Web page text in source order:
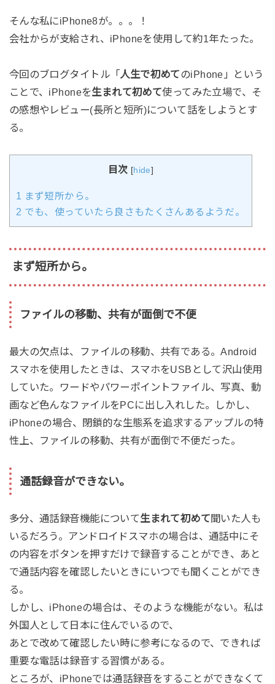
そんな私にiPhone8が。。。！
会社からが支給され、iPhoneを使用して約1年たった。
今回のブログタイトル「人生で初めてのiPhone」という
ことで、iPhoneを生まれて初めて使ってみた立場で、そ
の感想やレビュー(長所と短所)について話をしようとす
る。
目次 [hide]
1 まず短所から。
2 でも、使っていたら良さもたくさんあるようだ。
まず短所から。
ファイルの移動、共有が面倒で不便
最大の欠点は、ファイルの移動、共有である。Android
スマホを使用したときは、スマホをUSBとして沢山使用
していた。ワードやパワーポイントファイル、写真、動
画など色んなファイルをPCに出し入れした。しかし、
iPhoneの場合、閉鎖的な生態系を追求するアップルの特
性上、ファイルの移動、共有が面倒で不便だった。
通話録音ができない。
多分、通話録音機能について生まれて初めて聞いた人も
いるだろう。アンドロイドスマホの場合は、通話中にそ
の内容をボタンを押すだけで録音することができ、あと
で通話内容を確認したいときにいつでも聞くことができ
る。
しかし、iPhoneの場合は、そのような機能がない。私は
外国人として日本に住んでいるので、
あとで改めて確認したい時に参考になるので、できれば
重要な電話は録音する習慣がある。
ところが、iPhoneでは通話録音をすることができなくて